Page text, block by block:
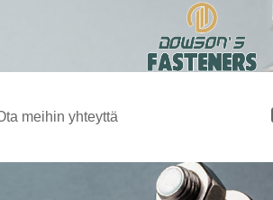
meihin yhteyttä